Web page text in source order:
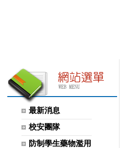
最新消息
校安團隊
防制學生藥物濫用